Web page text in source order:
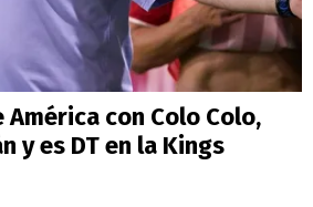
América con Colo Colo,
y es DT en la Kings